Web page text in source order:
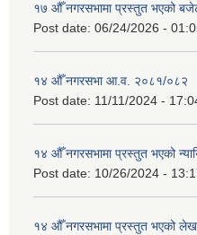
१७ औँ नगरसभामा प्रस्तुत भएको
Post date: 06/24/2026 -
१४ औँ नगरसभा आ.व. २०८१/०८२
Post date: 11/11/2024 -
१४ औँ नगरसभामा प्रस्तुत भएको
Post date: 10/26/2024 -
१४ औँ नगरसभामा प्रस्तुत भएको